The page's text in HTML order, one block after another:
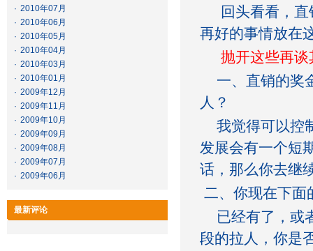
· 2010年07月
· 2010年06月
· 2010年05月
· 2010年04月
· 2010年03月
· 2010年01月
· 2009年12月
· 2009年11月
· 2009年10月
· 2009年09月
· 2009年08月
· 2009年07月
· 2009年06月
最新评论
回头看看，直
再好的事情放在
抛开这些再
一、直销的奖
人？
我觉得可以控
发展会有一个短
话，那么你去
二、你现在下面
已经有了，或
段的拉人，你是